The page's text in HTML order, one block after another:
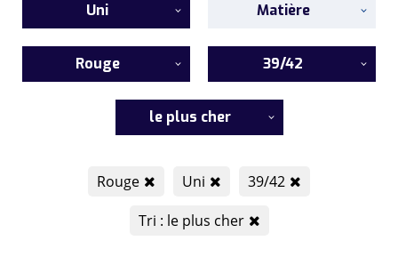
Uni Matière
Rouge 39/42
le plus cher
Rouge Uni
39/42
Tri : le plus cher